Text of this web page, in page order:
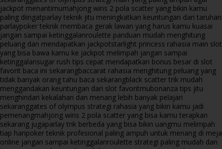
jackpot menantimumahjong wins 2 pola scatter yang bikin kamu
paling diingatparlay teknik jitu meningkatkan keuntungan dari taruhan
parlaypoker teknik membaca gerak lawan yang harus kamu kuasai
jangan sampai ketinggalanroulette panduan mudah menghitung
peluang dan mendapatkan jackpotstarlight princess rahasia main slot
yang bisa bawa kamu ke jackpot melimpah jangan sampai
ketinggalansugar rush tips cepat mendapatkan bonus besar di slot
favorit baca ini sekarangbaccarat rahasia menghitung peluang yang
tidak banyak orang tahu baca sekarangblack scatter trik mudah
menggandakan keuntungan dari slot favoritmubonanza tips jitu
menghindari kekalahan dan menang lebih banyak pelajari
sekaranggates of olympus strategi rahasia yang bikin kamu jadi
pemenangmahjong wins 2 pola scatter yang bisa kamu terapkan
sekarang jugaparlay trik berbeda yang bisa bikin uangmu melimpah
tiap haripoker teknik profesional paling ampuh untuk menang di meja
online jangan sampai ketinggalanroulette strategi paling mudah dan